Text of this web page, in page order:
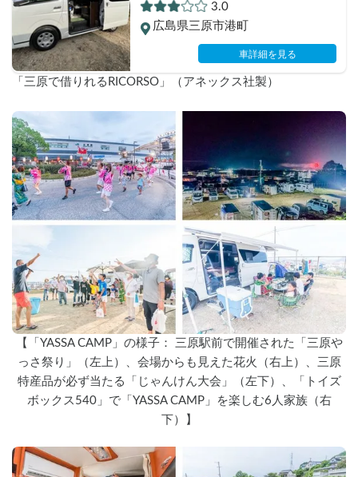
3.0
広島県三原市港町
車詳細を見る
「三原で借りれるRICORSO」（アネックス社製）
【「YASSA CAMP」の様子： 三原駅前で開催された「三原や
っさ祭り」（左上）、会場からも見えた花火（右上）、三原
特産品が必ず当たる「じゃんけん大会」（左下）、「トイズ
ボックス540」で「YASSA CAMP」を楽しむ6人家族（右
下）】